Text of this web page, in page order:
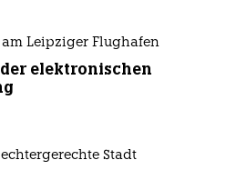
Leipziger Flughafen
elektronischen
Stadt